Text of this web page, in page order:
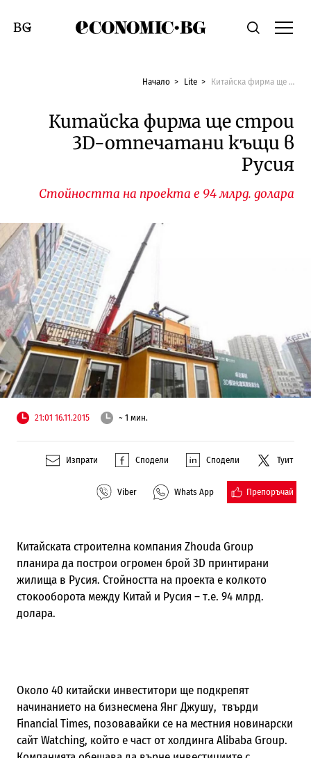
Economic.bgТърсене
Смяна на език
Начало Lite Китайска фирма ще строи 3D-отпечатани къщи в Русия
Китайска фирма ще строи
3D-отпечатани къщи в
Русия
Стойността на проекта е 94 млрд. долара
21:01 16.11.2015 ~ 1 мин.
Изпрати Сподели Сподели Туит
Viber Whats App Препоръчай
Китайската строителна компания Zhouda Group
планира да построи огромен брой 3D принтирани
жилища в Русия. Стойността на проекта е колкото
стокооборота между Китай и Русия – т.е. 94 млрд.
долара.
Около 40 китайски инвеститори ще подкрепят
начинанието на бизнесмена Янг Джушу, твърди
Financial Times, позовавайки се на местния новинарски
сайтWatching, който е част от холдингаAlibaba Group.